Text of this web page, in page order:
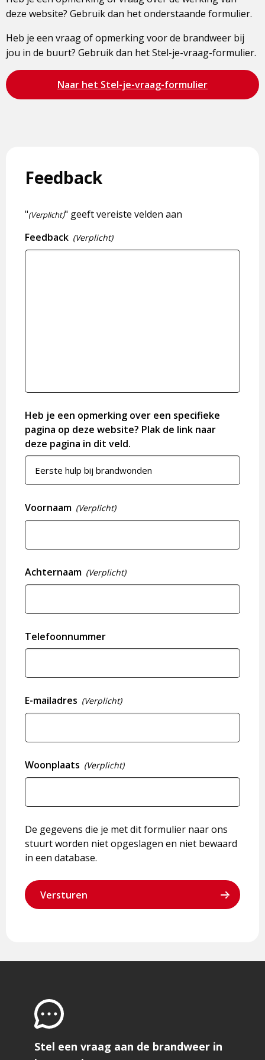
deze website? Gebruik dan het onderstaande formulier.
Heb je een vraag of opmerking voor de brandweer bij
jou in de buurt? Gebruik dan het Stel-je-vraag-formulier.
Bezoek
de
Naar het Stel-je-vraag-formulier
Feedback
"(Verplicht)" geeft vereiste velden aan
Feedback (Verplicht)
Heb je een opmerking over een specifieke
pagina op deze website? Plak de link naar
deze pagina in dit veld.
Voornaam (Verplicht)
Achternaam (Verplicht)
Telefoonnummer
E-mailadres (Verplicht)
Woonplaats (Verplicht)
De gegevens die je met dit formulier naar ons
stuurt worden niet opgeslagen en niet bewaard
in een database.
Stel een vraag aan de brandweer in